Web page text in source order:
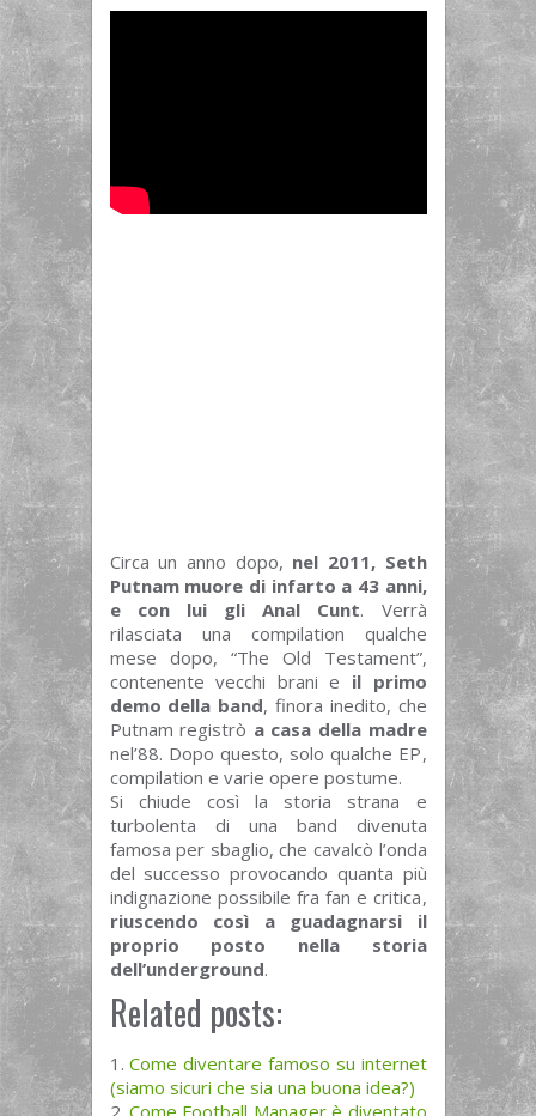
Circa un anno dopo, nel 2011, Seth
Putnam muore di infarto a 43 anni,
e con lui gli Anal Cunt. Verrà
rilasciata una compilation qualche
mese dopo, “The Old Testament”,
contenente vecchi brani e il primo
demo della band, finora inedito, che
Putnam registrò a casa della madre
nel’88. Dopo questo, solo qualche EP,
compilation e varie opere postume.
Si chiude così la storia strana e
turbolenta di una band divenuta
famosa per sbaglio, che cavalcò l’onda
del successo provocando quanta più
indignazione possibile fra fan e critica,
riuscendo così a guadagnarsi il
proprio posto nella storia
dell’underground.
Related posts:
Come diventare famoso su internet
(siamo sicuri che sia una buona idea?)
Come Football Manager è diventato